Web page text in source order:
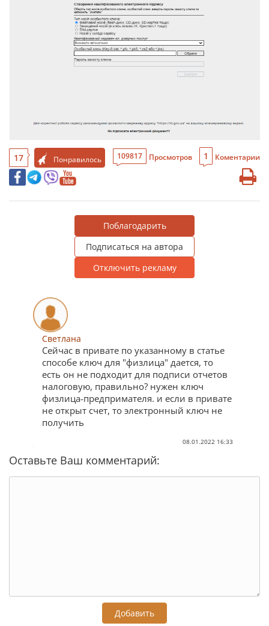
17 Понравилось 109817 Просмотров 1 Коментарии
Поблагодарить
Подписаться на автора
Отключить рекламу
Светлана
Сейчас в привате по указанному в статье
способе ключ для "физлица" дается, то
есть он не подходит для подписи отчетов
налоговую, правильно? нужен ключ
физлица-предпримателя. и если в привате
не открыт счет, то электронный ключ не
получить
08.01.2022 16:33
Оставьте Ваш комментарий:
Добавить